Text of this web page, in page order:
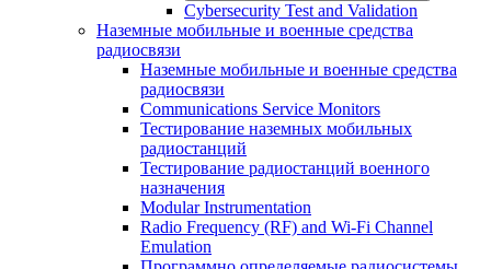
Cybersecurity Test and Validation
Наземные мобильные и военные средства
радиосвязи
Наземные мобильные и военные средства
радиосвязи
Communications Service Monitors
Тестирование наземных мобильных
радиостанций
Тестирование радиостанций военного
назначения
Modular Instrumentation
Radio Frequency (RF) and Wi-Fi Channel
Emulation